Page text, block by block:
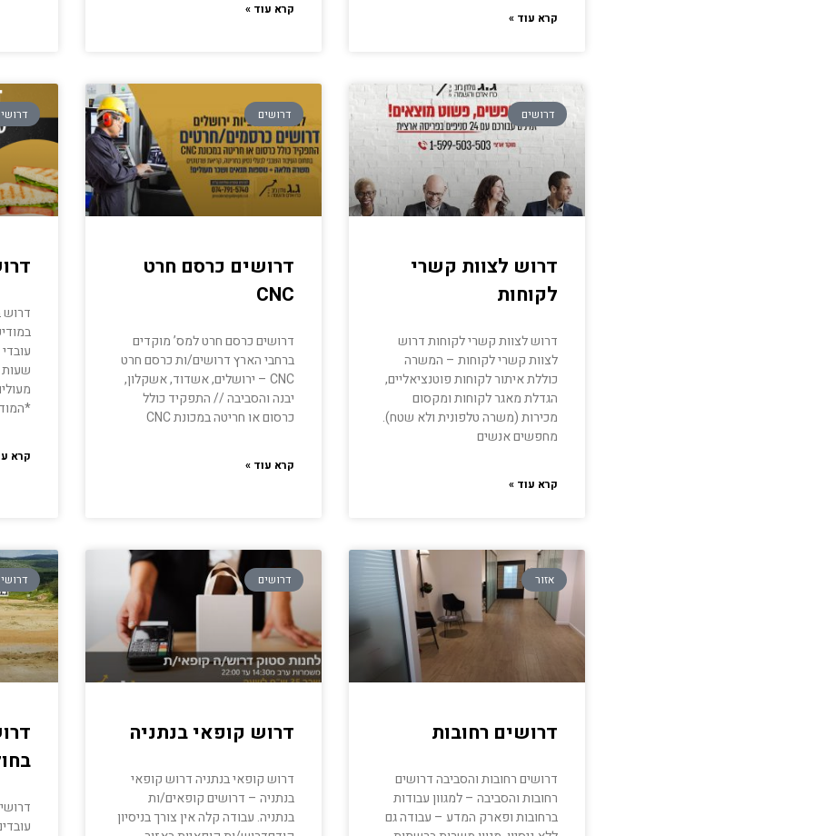
קרא עוד »
קרא עוד »
דרושים
דרוש לצוות קשרי
לקוחות
דרוש לצוות קשרי לקוחות דרוש
לצוות קשרי לקוחות – המשרה
כוללת איתור לקוחות פוטנציאליים,
הגדלת מאגר לקוחות ומקסום
מכירות (משרה טלפונית ולא שטח).
מחפשים אנשים
קרא עוד »
דרושים
דרושים כרסם חרט
CNC
דרושים כרסם חרט למס’ מוקדים
ברחבי הארץ דרושים/ות כרסם חרט
CNC – ירושלים, אשדוד, אשקלון,
יבנה והסביבה // התפקיד כולל
כרסום או חריטה במכונת CNC
קרא עוד »
דרוש
קרא
אזור
דרושים רחובות
דרושים רחובות והסביבה דרושים
רחובות והסביבה – למגוון עבודות
ברחובות ופארק המדע – עבודה גם
דרושים
דרוש קופאי בנתניה
דרוש קופאי בנתניה דרוש קופאי
בנתניה – דרושים קופאים/ות
בנתניה. עבודה קלה אין צורך בניסיון